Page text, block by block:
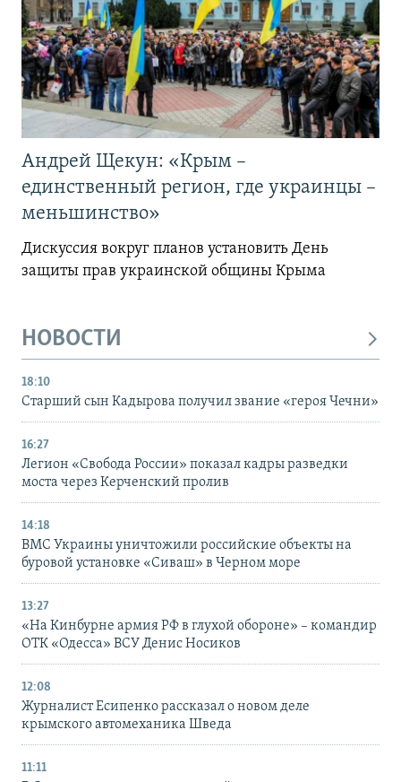
Андрей Щекун: «Крым –
единственный регион, где украинцы –
меньшинство»
Дискуссия вокруг планов установить День
защиты прав украинской общины Крыма
НОВОСТИ
18:10
Старший сын Кадырова получил звание «героя Чечни»
16:27
Легион «Свобода России» показал кадры разведки
моста через Керченский пролив
14:18
ВМС Украины уничтожили российские объекты на
буровой установке «Сиваш» в Черном море
13:27
«На Кинбурне армия РФ в глухой обороне» – командир
ОТК «Одесса» ВСУ Денис Носиков
12:08
Журналист Есипенко рассказал о новом деле
крымского автомеханика Шведа
11:11